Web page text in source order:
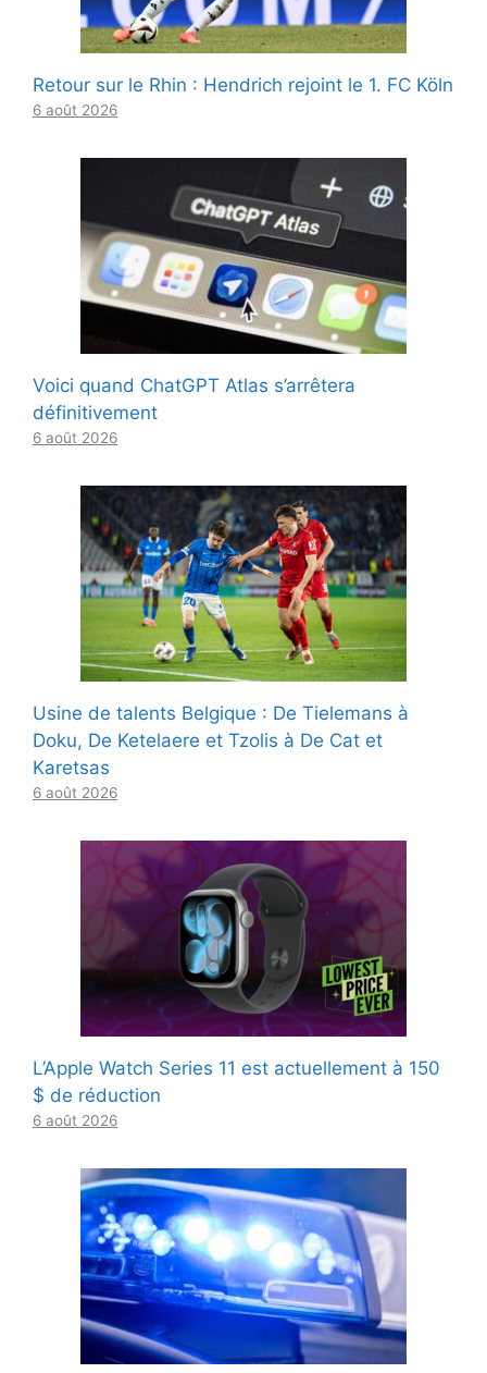
Retour sur le Rhin : Hendrich rejoint le 1. FC Köln
6 août 2026
Voici quand ChatGPT Atlas s’arrêtera
définitivement
6 août 2026
Usine de talents Belgique : De Tielemans à
Doku, De Ketelaere et Tzolis à De Cat et
Karetsas
6 août 2026
L’Apple Watch Series 11 est actuellement à 150
$ de réduction
6 août 2026